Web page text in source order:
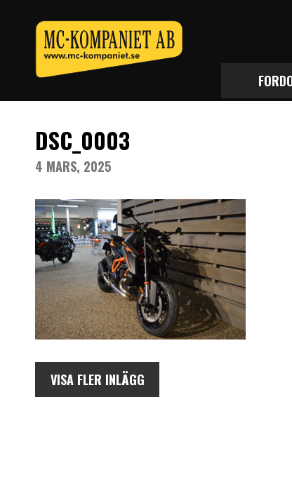
DSC_0003
4 MARS, 2025
VISA FLER INLÄGG